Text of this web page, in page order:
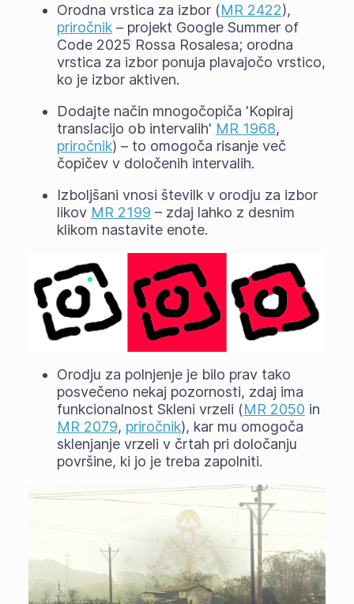
Orodna vrstica za izbor (MR 2422),
priročnik– projekt Google Summer of
Code 2025 Rossa Rosalesa; orodna
vrstica za izbor ponuja plavajočo vrstico,
ko je izbor aktiven.
Dodajte način mnogočopiča 'Kopiraj
translacijo ob intervalih' MR 1968,
priročnik) – to omogoča risanje več
čopičev v določenih intervalih.
Izboljšani vnosi številk v orodju za izbor
likov MR 2199 – zdaj lahko z desnim
klikom nastavite enote.
Orodju za polnjenje je bilo prav tako
posvečeno nekaj pozornosti, zdaj ima
funkcionalnost Skleni vrzeli (MR 2050 in
MR 2079, priročnik), kar mu omogoča
sklenjanje vrzeli v črtah pri določanju
površine, ki jo je treba zapolniti.